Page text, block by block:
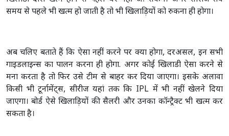
समय से पहले भी खत्म हो जाती है तो भी खिलाड़ियों को रुकना ही होगा।
अब चलिए बताते हैं कि ऐसा नहीं करने पर क्या होगा, दरअसल, इन सभी
गाइडलाइन्स का पालन करना ही होगा. अगर कोई खिलाडी ऐसा करने से
मना करता है तो फिर उसे टीम से बाहर कर दिया जाएगा। इसके अलावा
किसी भी टूर्नामेंट्स, सीरीज यहां तक कि IPL में भी नहीं खेलने दिया
जाएगा। बोर्ड ऐसे खिलाड़ियों की सैलरी और उनका कॉन्ट्रैक्ट भी खत्म कर
सकता है।